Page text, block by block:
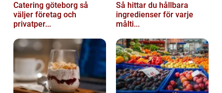
Catering göteborg så
väljer företag och
privatper...
Så hittar du hållbara
ingredienser för varje
målti...